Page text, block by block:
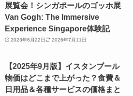
展覧会！シンガポールのゴッホ展
Van Gogh: The Immersive
Experience Singapore体験記
2023年6月22日 2026年7月11日
【2025年9月版】イスタンブール
物価はどこまで上がった？食費＆
日用品＆各種サービスの価格まと